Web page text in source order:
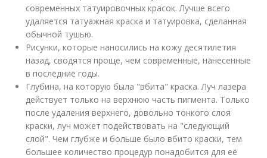
современных татуировочных красок. Лучше всего
удаляется татуажная краска и татуировка, сделанная
обычной тушью.
Рисунки, которые наносились на кожу десятилетия
назад, сводятся проще, чем современные, нанесенные
в последние годы.
Глубина, на которую была "вбита" краска. Луч лазера
действует только на верхнюю часть пигмента. Только
после удаления верхнего, довольно тонкого слоя
краски, луч может подействовать на "следующий
слой". Чем глубже и больше было вбито краски, тем
большее количество процедур понадобится для её